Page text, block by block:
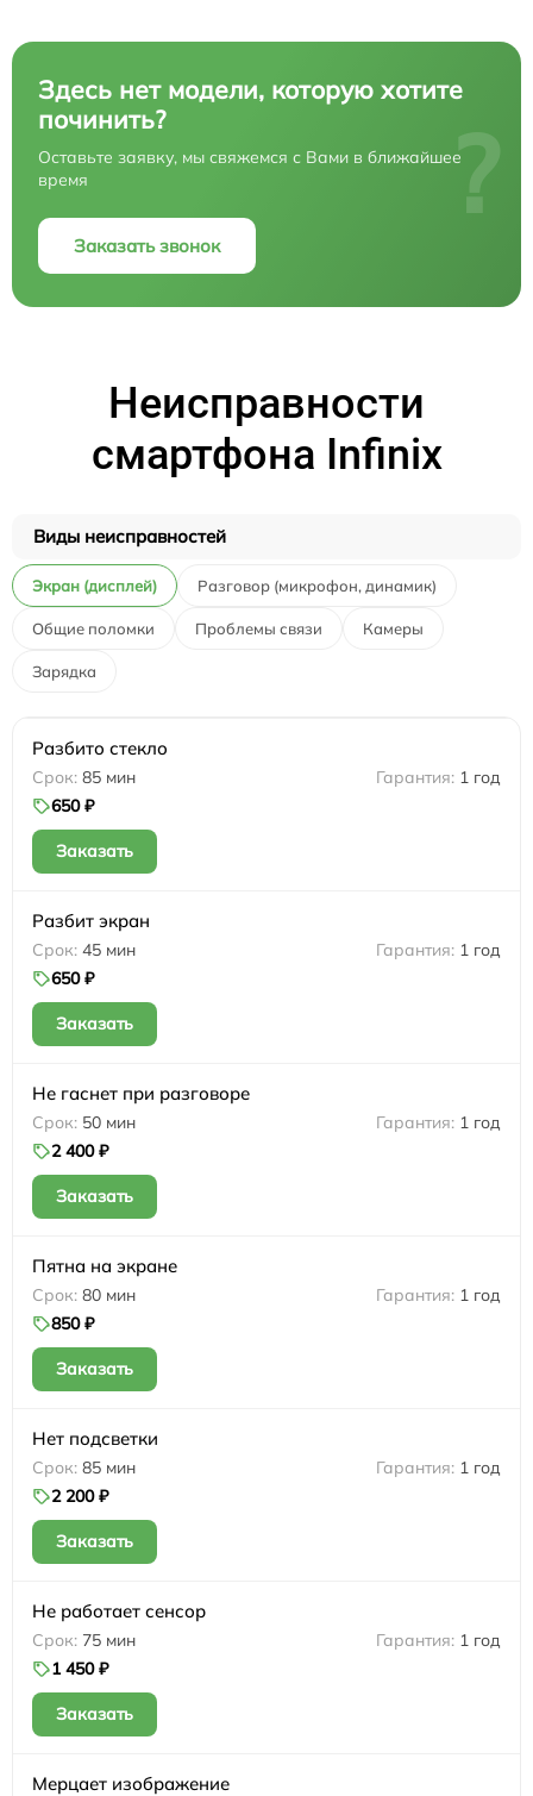
Здесь нет модели, которую хотите
починить?
Оставьте заявку, мы свяжемся с Вами в ближайшее
время
Заказать звонок
?
Неисправности
смартфона Infinix
Виды неисправностей
Экран (дисплей) Разговор (микрофон, динамик)
Общие поломки Проблемы связи Камеры
Зарядка
Разбито стекло
85 мин
1 год
650 ₽
Заказать
Разбит экран
45 мин
1 год
650 ₽
Заказать
Не гаснет при разговоре
50 мин
1 год
2 400 ₽
Заказать
Пятна на экране
80 мин
1 год
850 ₽
Заказать
Нет подсветки
85 мин
1 год
2 200 ₽
Заказать
Не работает сенсор
75 мин
1 год
1 450 ₽
Заказать
Мерцает изображение